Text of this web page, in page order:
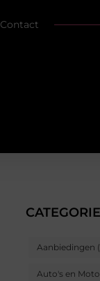
Contact
Aanbiedingen
Auto's en